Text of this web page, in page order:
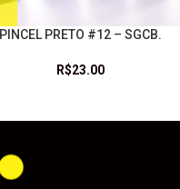
PINCEL PRETO #12 – SGCB.
R$23.00